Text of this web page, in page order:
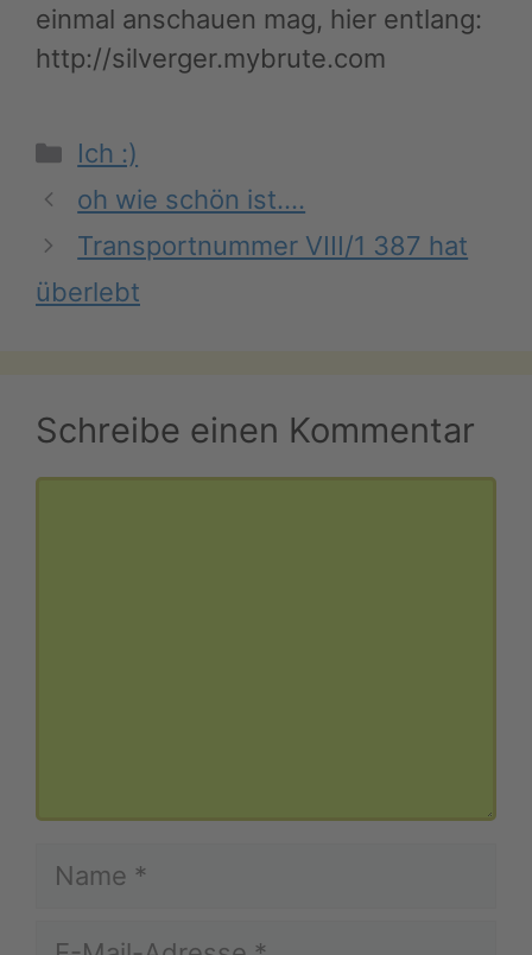
einmal anschauen mag, hier entlang:
http://silverger.mybrute.com
Kategorien
Ich :)
oh wie schön ist….
Transportnummer VIII/1 387 hat
überlebt
Schreibe einen Kommentar
Name
E-